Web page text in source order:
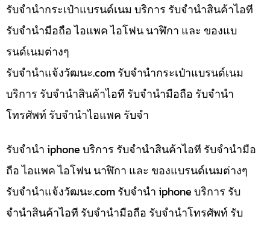
รับจำนำกระเป๋าแบรนด์เนม บริการ รับจำนำสินค้าไอที
รับจำนำมือถือ ไอแพค ไอโฟน นาฬิกา และ ของแบ
รนด์เนมต่างๆ
รับจํานําแจ้งวัฒนะ.com รับจำนำกระเป๋าแบรนด์เนม
บริการ รับจำนำสินค้าไอที รับจำนำมือถือ รับจำนำ
โทรศัพท์ รับจำนำไอแพค รับจำ
รับจำนำ iphone บริการ รับจำนำสินค้าไอที รับจำนำมือ
ถือ ไอแพค ไอโฟน นาฬิกา และ ของแบรนด์เนมต่างๆ
รับจํานําแจ้งวัฒนะ.com รับจำนำ iphone บริการ รับ
จำนำสินค้าไอที รับจำนำมือถือ รับจำนำโทรศัพท์ รับ